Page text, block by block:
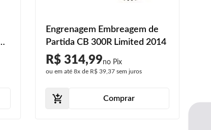
Engrenagem Embreagem de
Partida CB 300R Limited 2014
R$ 314,99
ou em até 8xde R$ 39,37sem juros
Comprar